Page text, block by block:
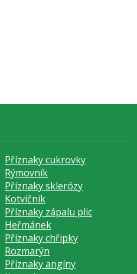
Příznaky cukrovky
Rýmovník
Příznaky sklerózy
Kotvičník
Příznaky zápalu plic
Heřmánek
Příznaky chřipky
Rozmarýn
Příznaky angíny